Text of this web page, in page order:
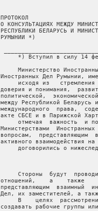
ПРОТОКОЛ
О КОНСУЛЬТАЦИЯХ МЕЖДУ
РЕСПУБЛИКИ БЕЛАРУСЬ И
РУМЫНИИ *)
*) Вступил в силу 14
Министерство
Иностранных Дел Румынии,
исходя из
доверия и понимания,
политической,
между Республикой
международного  права,
акте СБСЕ и в Парижской
отмечая  важность  и
Министерствами
вопросам,  представляющим
активного взаимодействия
договорились о
Стороны  будут
отношений,    а    также
представляющим  взаимный
Дел, их заместителей, а
В    целях
создавать рабочие группы